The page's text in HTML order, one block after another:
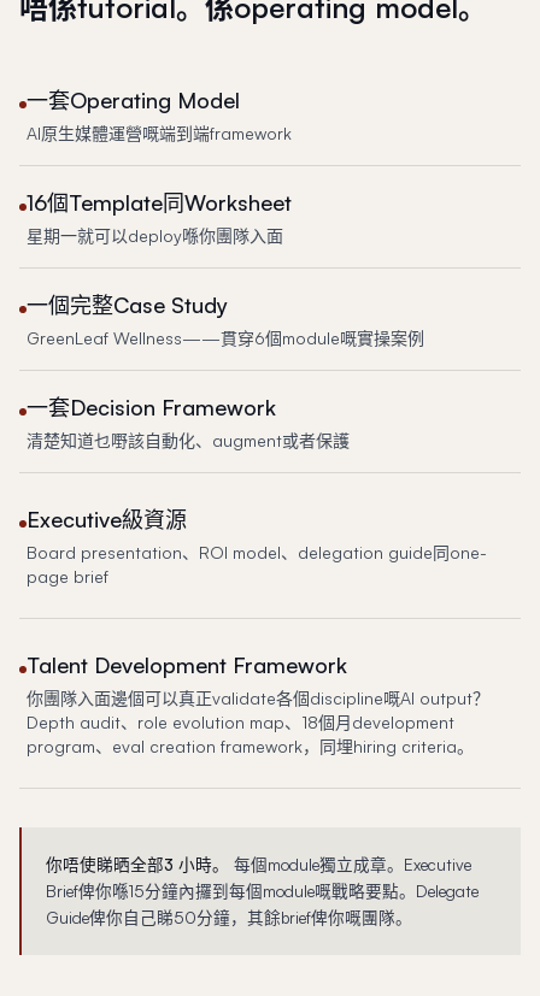
唔係tutorial。係operating model。
一套Operating Model
AI原生媒體運營嘅端到端framework
16個Template同Worksheet
星期一就可以deploy喺你團隊入面
一個完整Case Study
GreenLeaf Wellness——貫穿6個module嘅實操案例
一套Decision Framework
清楚知道乜嘢該自動化、augment或者保護
Executive級資源
Board presentation、ROI model、delegation guide同one-
page brief
Talent Development Framework
你團隊入面邊個可以真正validate各個discipline嘅AI output？
Depth audit、role evolution map、18個月development
program、eval creation framework，同埋hiring criteria。
你唔使睇晒全部3 小時。
每個module獨立成章。Executive
Brief俾你喺15分鐘內攞到每個module嘅戰略要點。Delegate
Guide俾你自己睇50分鐘，其餘brief俾你嘅團隊。